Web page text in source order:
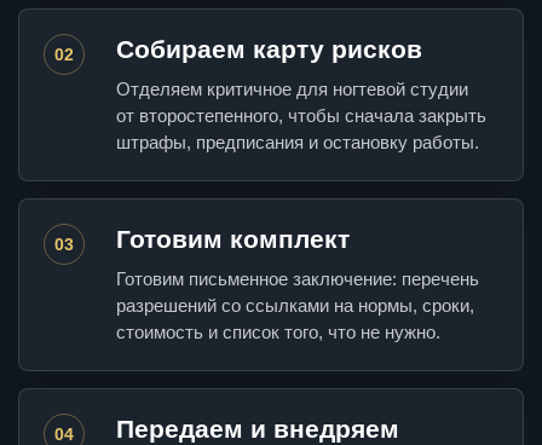
02 Собираем карту рисков
Отделяем критичное для ногтевой студии
от второстепенного, чтобы сначала закрыть
штрафы, предписания и остановку работы.
03 Готовим комплект
Готовим письменное заключение: перечень
разрешений со ссылками на нормы, сроки,
стоимость и список того, что не нужно.
04 Передаем и внедряем